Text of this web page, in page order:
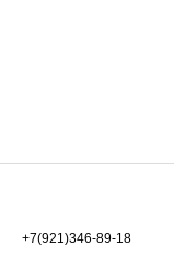
+7(921)346-89-18